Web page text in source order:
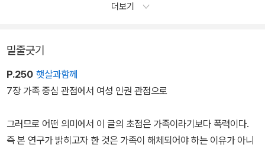
더보기
밑줄긋기
P.250 햇살과함께
7장 가족 중심 관점에서 여성 인권 관점으로
그러므로 어떤 의미에서 이 글의 초점은 가족이라기보다 폭력이다.
즉 본 연구가 밝히고자 한 것은 가족이 해체되어야 하는 이유가 아니